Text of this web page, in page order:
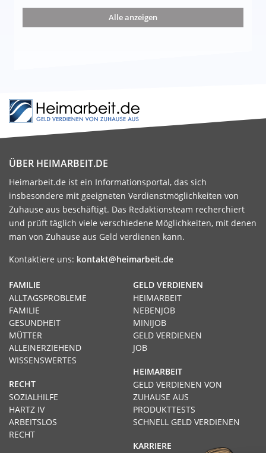
die 15 besten Möglichkeiten
Alle anzeigen
ÜBER HEIMARBEIT.DE
Heimarbeit.de ist ein Informationsportal, das sich
insbesondere mit geeigneten Verdienstmöglichkeiten von
Zuhause aus beschäftigt. Das Redaktionsteam recherchiert
und prüft täglich viele verschiedene Möglichkeiten, mit denen
man von Zuhause aus Geld verdienen kann.
Kontaktiere uns: kontakt@heimarbeit.de
GELD VERDIENEN
HEIMARBEIT
NEBENJOB
MINIJOB
GELD VERDIENEN
JOB
HEIMARBEIT
GELD VERDIENEN VON
ZUHAUSE AUS
PRODUKTTESTS
SCHNELL GELD VERDIENEN
KARRIERE
FAMILIE
ALLTAGSPROBLEME
FAMILIE
GESUNDHEIT
MÜTTER
ALLEINERZIEHEND
WISSENSWERTES
RECHT
SOZIALHILFE
HARTZ IV
ARBEITSLOS
RECHT